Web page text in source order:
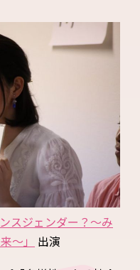
スジェンダー？〜み
〜」
出演